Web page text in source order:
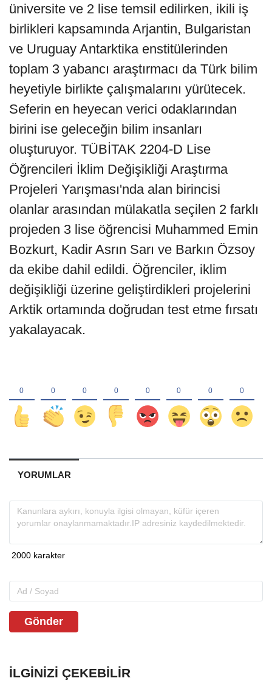
üniversite ve 2 lise temsil edilirken, ikili iş
birlikleri kapsamında Arjantin, Bulgaristan
ve Uruguay Antarktika enstitülerinden
toplam 3 yabancı araştırmacı da Türk bilim
heyetiyle birlikte çalışmalarını yürütecek.
Seferin en heyecan verici odaklarından
birini ise geleceğin bilim insanları
oluşturuyor. TÜBİTAK 2204-D Lise
Öğrencileri İklim Değişikliği Araştırma
Projeleri Yarışması'nda alan birincisi
olanlar arasından mülakatla seçilen 2 farklı
projeden 3 lise öğrencisi Muhammed Emin
Bozkurt, Kadir Asrın Sarı ve Barkın Özsoy
da ekibe dahil edildi. Öğrenciler, iklim
değişikliği üzerine geliştirdikleri projelerini
Arktik ortamında doğrudan test etme fırsatı
yakalayacak.
YORUMLAR
Gönder
İLGINIZI ÇEKEBILIR